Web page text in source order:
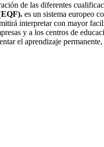
de las diferentes
EQF). es un sistema europeo
interpretar con mayor
y a los centros de
el aprendizaje